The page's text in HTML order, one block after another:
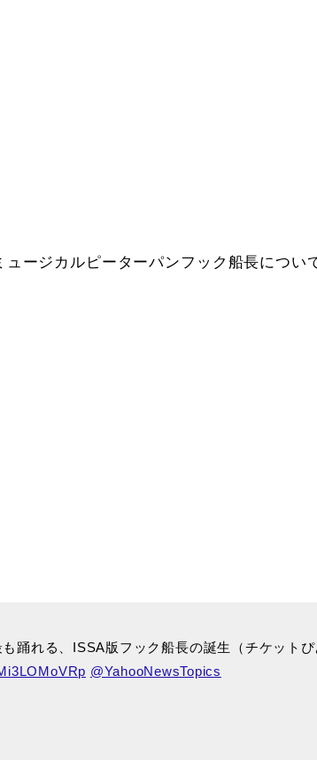
ュージカルピーターパンフック船長につい
踊れる、ISSA版フック船長の誕生（チケットぴ
@YahooNewsTopics